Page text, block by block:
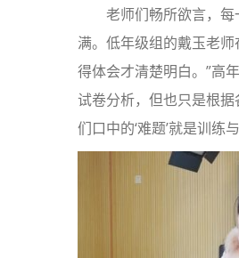
老师们畅所欲言，
满。低年级组的戴玉老
得体会才清楚明白。”高
试卷分析，但也只是根
们口中的‘难题’就是训练